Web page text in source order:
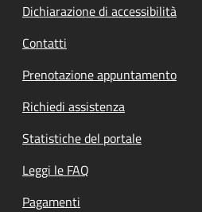
Dichiarazione di accessibilità
Contatti
Prenotazione appuntamento
Richiedi assistenza
Statistiche del portale
Leggi le FAQ
Pagamenti